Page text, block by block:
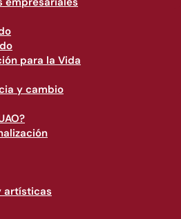
para la Vida
y cambio
artísticas